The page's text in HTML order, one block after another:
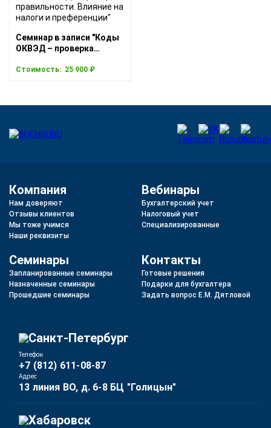
Семинар в записи "Коды
ОКВЭД – проверка
на налоги и преференции"
Стоимость: 25 900 ₽
Компания
Нам доверяют
Отзывы клиентов
Мы тоже учимся
Наши реквизиты
Вебинары
Бухгалтерский учет
Налоговый учет
Специализированные
Семинары
Запланированные семинары
Назначенные семинары
Прошедшие семинары
Контакты
Готовые решения
Подарки для бухгалтера
Задать вопрос Е.М. Дятловой
Санкт-Петербург
Телефон
+7 (812) 611-08-87
Адрес
13 линия ВО, д. 6-8 БЦ "Голицын"
Хабаровск